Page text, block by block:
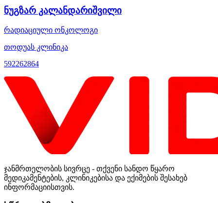
ნუგზარ კალანდარიშვილი
რადიაციული ონკოლოგი
თოდუას კლინიკა
592262864
ჯანმრთელობის სივრცე - თქვენი სანდო წყარო
მედიკამენტების, კლინიკებისა და ექიმების შესახებ
ინფორმაციისთვის.